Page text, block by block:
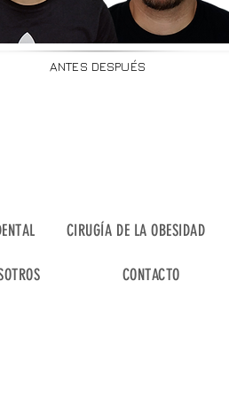
ANTES DESPUÉS
CIRUGÍA DE LA OBESIDAD
CONTACTO